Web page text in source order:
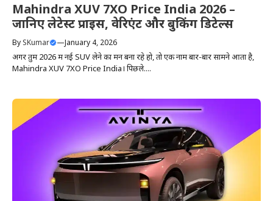
Mahindra XUV 7XO Price India 2026 –
जानिए लेटेस्ट प्राइस, वेरिएंट और बुकिंग डिटेल्स
By SKumar —January 4, 2026
अगर तुम 2026 में नई SUV लेने का मन बना रहे हो, तो एक नाम बार-बार सामने आता है,
Mahindra XUV 7XO Price India। पिछले....